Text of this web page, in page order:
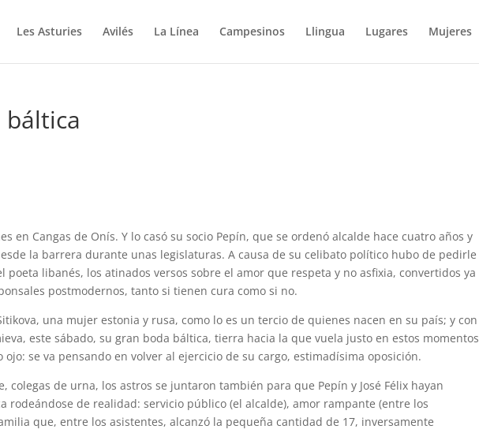
Les Asturies Avilés La Línea Campesinos Llingua Lugares Mujeres
báltica
en Cangas de Onís. Y lo casó su socio Pepín, que se ordenó alcalde hace cuatro años y
la barrera durante unas legislaturas. A causa de su celibato político hubo de pedirle
poeta libanés, los atinados versos sobre el amor que respeta y no asfixia, convertidos ya
postmodernos, tanto si tienen cura como si no.
una mujer estonia y rusa, como lo es un tercio de quienes nacen en su país; y con
este sábado, su gran boda báltica, tierra hacia la que vuela justo en estos momentos
ojo: se va pensando en volver al ejercicio de su cargo, estimadísima oposición.
colegas de urna, los astros se juntaron también para que Pepín y José Félix hayan
rodeándose de realidad: servicio público (el alcalde), amor rampante (entre los
que, entre los asistentes, alcanzó la pequeña cantidad de 17, inversamente